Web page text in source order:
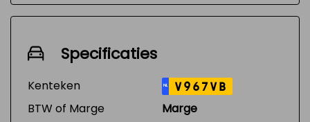
Specificaties
Kenteken NL V967VB
BTW of Marge
Marge